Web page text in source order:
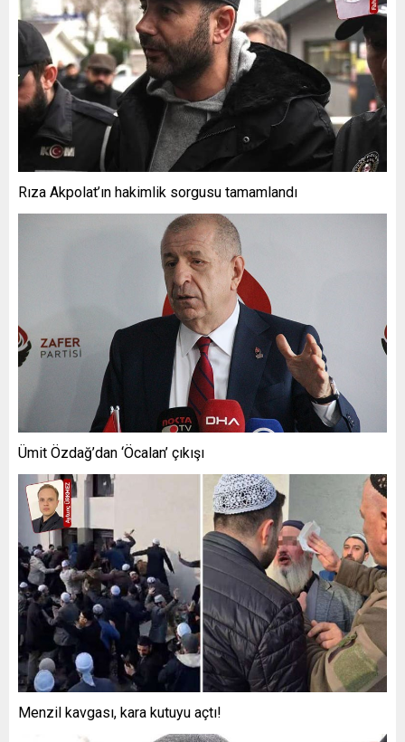
Rıza Akpolat’ın hakimlik sorgusu tamamlandı
Ümit Özdağ’dan ‘Öcalan’ çıkışı
Menzil kavgası, kara kutuyu açtı!